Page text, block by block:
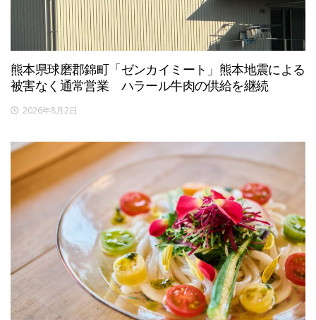
熊本県球磨郡錦町「ゼンカイミート」熊本地震による
被害なく通常営業 ハラール牛肉の供給を継続
2026年8月2日